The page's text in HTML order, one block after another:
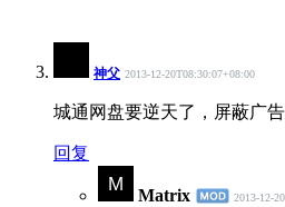
神父 2013-12-20T08:30:07+08:00
城通网盘要逆天了，屏蔽广
回复
Matrix 2013-12-